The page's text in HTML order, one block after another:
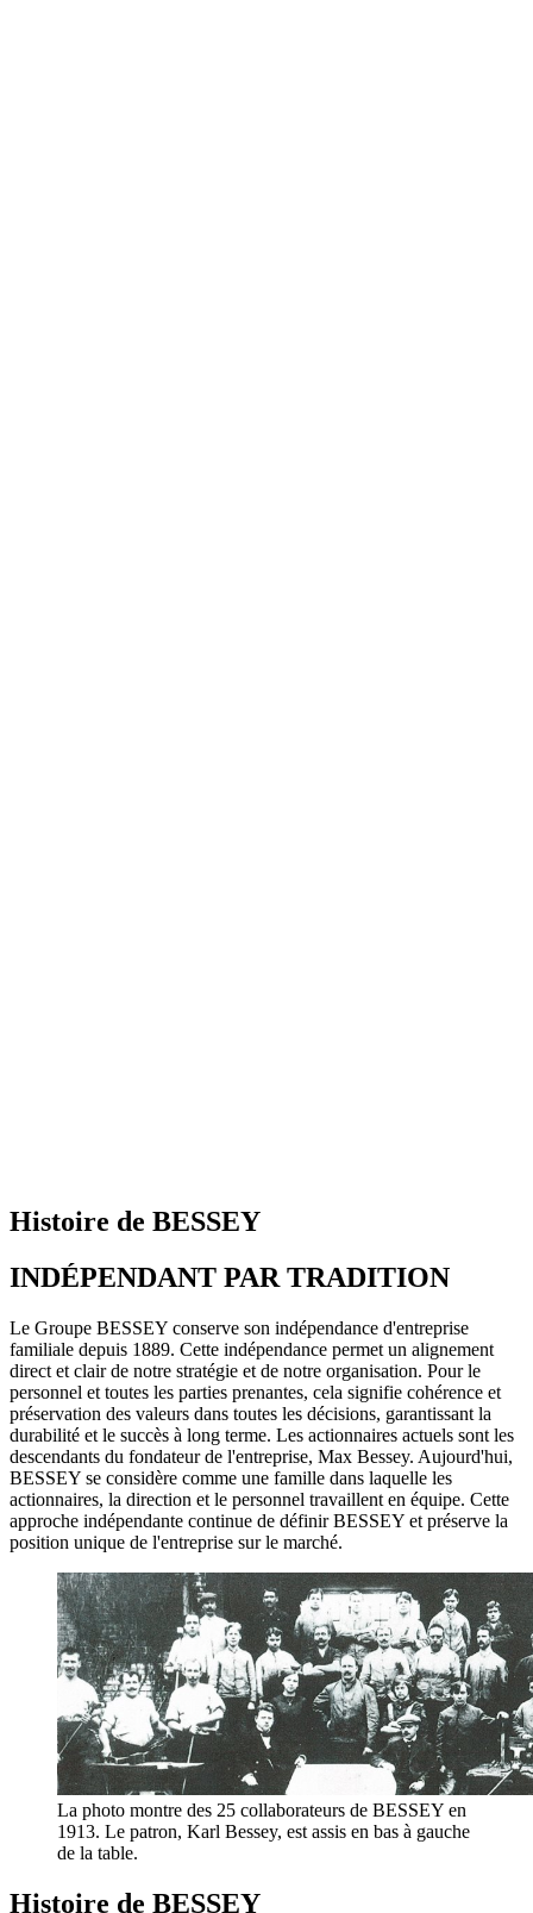
Histoire de BESSEY
INDÉPENDANT PAR TRADITION
Le Groupe BESSEY conserve son indépendance d'entreprise
familiale depuis 1889. Cette indépendance permet un alignement
direct et clair de notre stratégie et de notre organisation. Pour le
personnel et toutes les parties prenantes, cela signifie cohérence et
préservation des valeurs dans toutes les décisions, garantissant la
durabilité et le succès à long terme. Les actionnaires actuels sont les
descendants du fondateur de l'entreprise, Max Bessey. Aujourd'hui,
BESSEY se considère comme une famille dans laquelle les
actionnaires, la direction et le personnel travaillent en équipe. Cette
approche indépendante continue de définir BESSEY et préserve la
position unique de l'entreprise sur le marché.
La photo montre des 25 collaborateurs de BESSEY en
1913. Le patron, Karl Bessey, est assis en bas à gauche
de la table.
Histoire de BESSEY